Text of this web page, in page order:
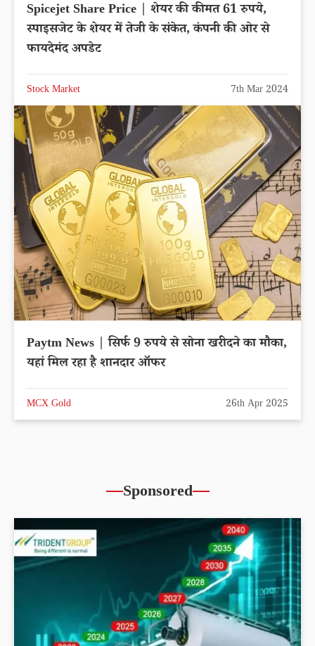
Spicejet Share Price | शेयर की कीमत 61 रुपये,
स्पाइसजेट के शेयर में तेजी के संकेत, कंपनी की ओर से
फायदेमंद अपडेट
Stock Market 7th Mar 2024
Paytm News | सिर्फ 9 रुपये से सोना खरीदने का मौका,
यहां मिल रहा है शानदार ऑफर
MCX Gold 26th Apr 2025
Sponsored